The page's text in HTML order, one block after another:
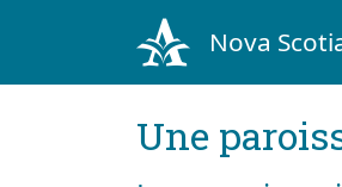
Nova
Une